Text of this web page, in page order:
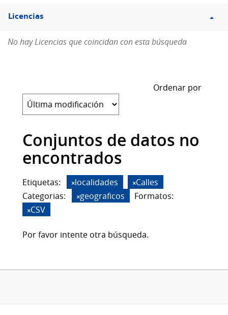
Filtro
Licencias
Licencias
No hay Licencias que coincidan con esta búsqueda
Ordenar por
Conjuntos de datos no
encontrados
Etiquetas: localidades
Calles
Categorias:
geograficos
Formatos:
CSV
Por favor intente otra búsqueda.